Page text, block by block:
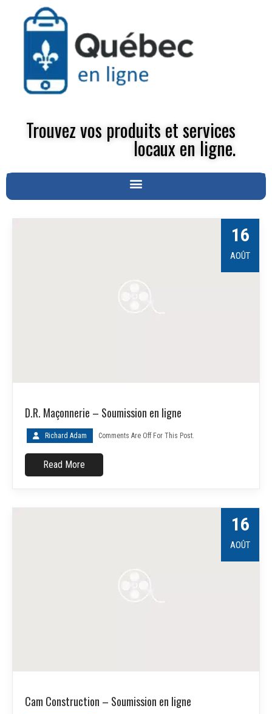
Trouvez vos produits et services
locaux en ligne.
16
AOÛT
D.R. Maçonnerie – Soumission en ligne
Richard Adam Comments Are Off For This Post.
Read More
16
AOÛT
Cam Construction – Soumission en ligne